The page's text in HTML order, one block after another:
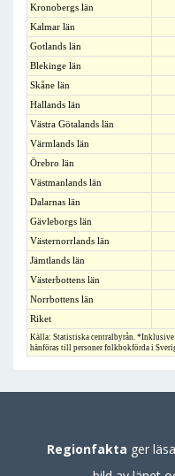
Kronobergs län
Kalmar län
Gotlands län
Blekinge län
Skåne län
Hallands län
Västra Götalands län
Värmlands län
Örebro län
Västmanlands län
Dalarnas län
Gävleborgs län
Västernorrlands län
Jämtlands län
Västerbottens län
Norrbottens län
Riket
Källa: Statistiska centralbyrån.
hänföras till personer folkbokförda i
Regionfakta ger